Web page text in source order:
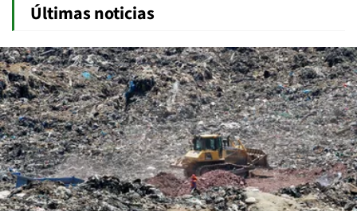
Últimas noticias